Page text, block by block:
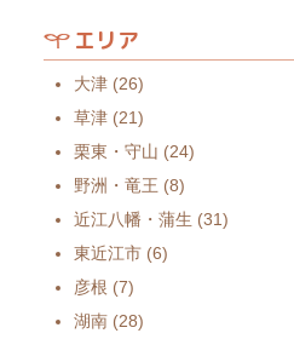
エリア
大津(26)
草津(21)
栗東・守山 (24)
野洲・竜王 (8)
近江八幡・蒲生 (31)
東近江市(6)
彦根 (7)
湖南(28)